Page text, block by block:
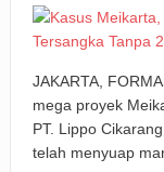
JAKARTA,
mega proyek
PT. Lippo
telah menyuap